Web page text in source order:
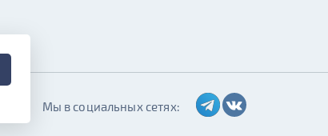
Мы в социальных сетях: